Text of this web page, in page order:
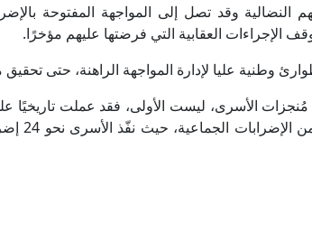
النضالية وقد تصل إلى المواجهة المفتوحة
الإجراءات العقابية التي فرضتها عليهم مؤخرًا.
وطنية عليا لإدارة المواجهة الراهنة، حتى تحقيق
الأسرى، ليست الأولى، فقد عملت تاريخيًا
التي حققوها